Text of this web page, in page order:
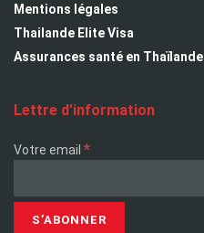
Mentions légales
Thailande Elite Visa
Assurances santé en Thaïlande
Lettre d’information
Votre email *